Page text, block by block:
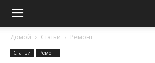
Домой Статьи Ремонт
Статьи Ремонт